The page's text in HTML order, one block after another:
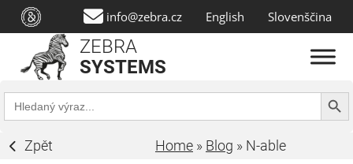
info@zebra.cz English Slovenščina
ZEBRA
SYSTEMS
Search
for:
Search
Zpět Home » Blog » N-able